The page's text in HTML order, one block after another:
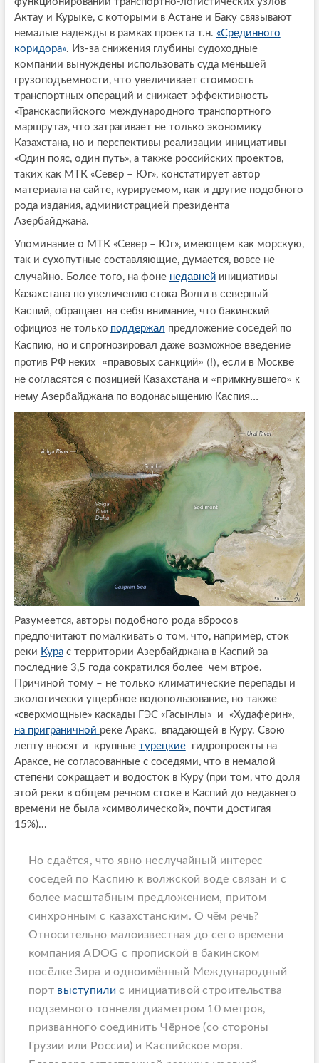
Актау и Курыке, с которыми в Астане и Баку связывают
немалые надежды в рамках проекта т.н. «Срединного
коридора». Из-за снижения глубины судоходные
компании вынуждены использовать суда меньшей
грузоподъемности, что увеличивает стоимость
транспортных операций и снижает эффективность
«Транскаспийского международного транспортного
маршрута», что затрагивает не только экономику
Казахстана, но и перспективы реализации инициативы
«Один пояс, один путь», а также российских проектов,
таких как МТК «Север – Юг», констатирует автор
материала на сайте, курируемом, как и другие подобного
рода издания, администрацией президента
Азербайджана.
Упоминание о МТК «Север – Юг», имеющем как морскую,
так и сухопутные составляющие, думается, вовсе не
случайно. Более того, на фоне недавнейинициативы
Казахстана по увеличению стока Волги в северный
Каспий, обращает на себя внимание, что бакинский
официоз не только поддержал предложение соседей по
Каспию, но и спрогнозировал даже возможное введение
против РФ неких «правовых санкций» (!), если в Москве
не согласятся с позицией Казахстана и «примкнувшего» к
нему Азербайджана по водонасыщению Каспия...
Разумеется, авторы подобного рода вбросов
предпочитают помалкивать о том, что, например, сток
реки Курас территории Азербайджана в Каспий за
последние 3,5 года сократился более чем втрое.
Причиной тому – не только климатические перепады и
экологически ущербное водопользование, но также
«сверхмощные» каскады ГЭС «Гасынлы» и «Худаферин»,
на приграничной реке Аракс, впадающей в Куру. Свою
лепту вносят и крупные турецкиегидропроекты на
Араксе, не согласованные с соседями, что в немалой
степени сокращает и водосток в Куру (при том, что доля
этой реки в общем речном стоке в Каспий до недавнего
времени не была «символической», почти достигая
15%)...
Но сдаётся, что явно неслучайный интерес
соседей по Каспию к волжской воде связан и с
более масштабным предложением, притом
синхронным с казахстанским. О чём речь?
Относительно малоизвестная до сего времени
компания ADOG с пропиской в бакинском
посёлке Зира и одноимённый Международный
порт выступили с инициативой строительства
подземного тоннеля диаметром 10 метров,
призванного соединить Чёрное (со стороны
Грузии или России) и Каспийское моря.